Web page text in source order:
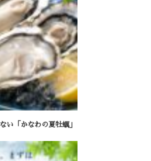
い「かなわの夏牡蠣」